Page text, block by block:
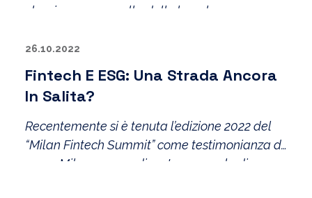
che si somma: quella delle banche.
26.10.2022
Fintech E ESG: Una Strada Ancora
In Salita?
Recentemente si è tenuta l’edizione 2022 del
“Milan Fintech Summit” come testimonianza di
come Milano possa diventare un polo di